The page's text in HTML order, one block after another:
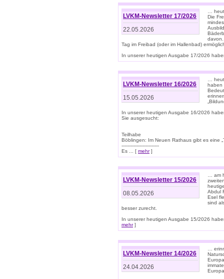
LVKM-Newsletter 17/2026
22.05.2026
…
Die
davon.
Tag im Freibad (oder im Hallenbad)
In unserer heutigen Ausgabe 17/2026
LVKM-Newsletter 16/2026
15.05.2026
…
haben
In unserer heutigen Ausgabe 16/2026
Sie ausgesucht:
Teilhabe
Böblingen: Im Neuen Rathaus gibt es eine
-------------------------
Es ... [ mehr]
LVKM-Newsletter 15/2026
08.05.2026
… am
Abdul
Esel
sind
besser zurecht.
In unserer heutigen Ausgabe 15/2026
mehr]
LVKM-Newsletter 14/2026
24.04.2026
…